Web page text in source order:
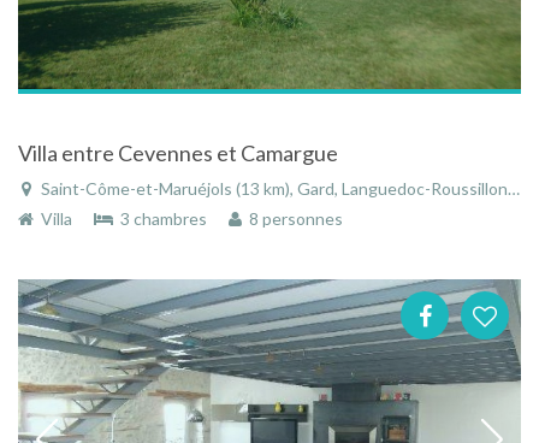
Villa entre Cevennes et Camargue
Saint-Côme-et-Maruéjols (13 km), Gard, Languedoc-Roussillon, Occitanie, France
Villa
3 chambres 8 personnes